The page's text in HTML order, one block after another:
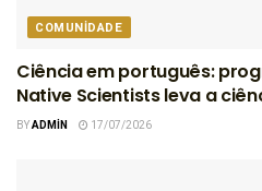
COMUNIDADE
Ciência em português:
Native Scientists leva a
BYADMIN 17/07/2026